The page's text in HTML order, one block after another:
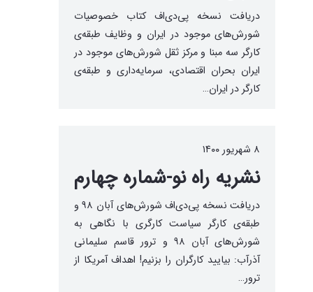
دریافت نسخه پی‌دی‌اف کتاب خصوصیات
شورش‌های موجود در ایران و وظایف طبقه‌‌ی
کارگر سه مبنا و مرکز ثقل شورش‌های موجود در
ایران بحران اقتصادی، سرمایه‌داری و طبقه‌ی
کارگر در ایران…
۸ شهریور ۱۴۰۰
نشریه راه نو-شماره چهارم
دریافت نسخه پی‌دی‌اف شورش‌های آبان ۹۸ و
طبقه‌ی کارگر سیاست کارگری با نگاهی به
شورش‌های آبان ۹۸ و ترور قاسم سلیمانی
آذرآب: بیایید کارگران را بزنیم! اهداف آمریکا از
ترور…